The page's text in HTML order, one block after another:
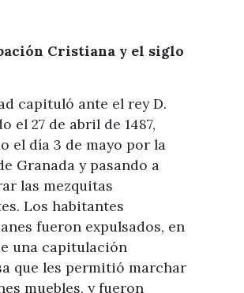
Cristiana y el siglo
capituló ante el rey D.
el 27 de abril de 1487,
el día 3 de mayo por la
Granada y pasando a
las mezquitas
Los habitantes
fueron expulsados, en
una capitulación
que les permitió marchar
muebles, y fueron